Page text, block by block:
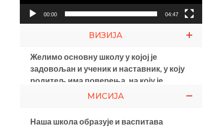
00:00 04:47
ВИЗИЈА
МИСИЈА
ученике у духу универзалних људских
примењивих знања, ненасилну